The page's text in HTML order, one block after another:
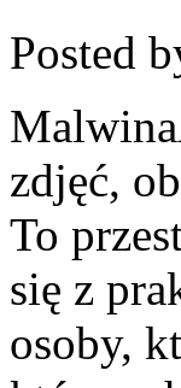
Posted
zdjęć,
To
się z
osoby,